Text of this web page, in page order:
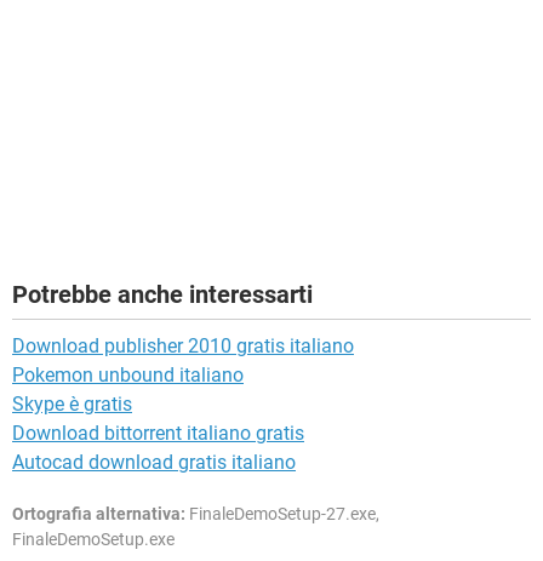
Potrebbe anche interessarti
Download publisher 2010 gratis italiano
Pokemon unbound italiano
Skype è gratis
Download bittorrent italiano gratis
Autocad download gratis italiano
Ortografia alternativa: FinaleDemoSetup-27.exe,
FinaleDemoSetup.exe